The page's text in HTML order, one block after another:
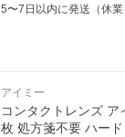
5〜7日以内に発送（休業
アイミー
コンタクトレンズ
枚 処方箋不要 ハー